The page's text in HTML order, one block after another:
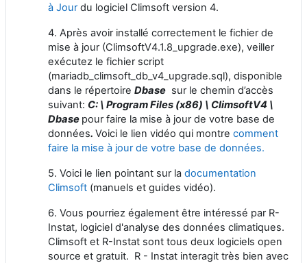
à Jourdu logiciel Climsoft version 4.
4. Après avoir installé correctement le fichier de
mise à jour (ClimsoftV4.1.8_upgrade.exe), veiller
exécutez le fichier script
(mariadb_climsoft_db_v4_upgrade.sql), disponible
dans le répertoire Dbase sur le chemin d’accès
suivant: C: \ Program Files (x86) \ ClimsoftV4 \
Dbase pour faire la mise à jour de votre base de
données. Voici le lien vidéo qui montre comment
faire la mise à jour de votre base de données.
5. Voici le lien pointant sur la documentation
Climsoft (manuels et guides vidéo).
6. Vous pourriez également être intéressé par R-
Instat, logiciel d'analyse des données climatiques.
Climsoft et R-Instat sont tous deux logiciels open
source et gratuit. R - Instat interagit très bien avec